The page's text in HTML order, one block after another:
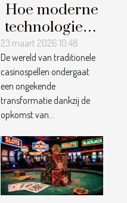
Hoe moderne
technologieën
traditionele
casinospellen
transformeren
23 maart 2026 10:48
De wereld van traditionele
casinospellen ondergaat
een ongekende
transformatie dankzij de
opkomst van...